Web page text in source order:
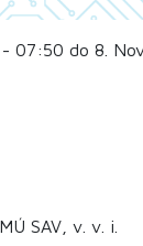
07:50 do 8.
SAV, v. v. i.